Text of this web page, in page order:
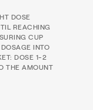
DOSE
REACHING
CUP
INTO
DOSE 1-2
THE AMOUNT